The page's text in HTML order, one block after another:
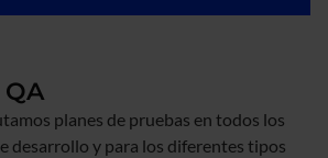
planes de pruebas en todos los
desarrollo y para los diferentes tipos